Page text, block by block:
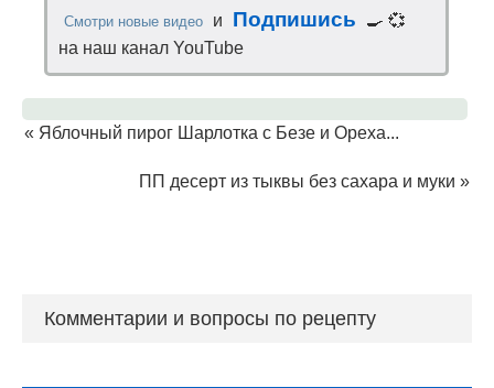
Смотри новые видео и Подпишись
🍳 💞
на наш канал YouTube
« Яблочный пирог Шарлотка с Безе и Ореха...
ПП десерт из тыквы без сахара и муки »
Комментарии и вопросы по рецепту